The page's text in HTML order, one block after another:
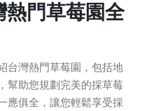
熱門草莓園全
台灣熱門草莓園，包括地
幫助您規劃完美的採草莓
應俱全，讓您輕鬆享受採